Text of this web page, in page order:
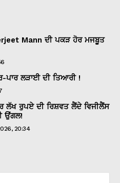
Mann ਦੀ ਪਕੜ ਹੋਰ ਮਜਬੂਤ
ਲੜਾਈ ਦੀ ਤਿਆਰੀ !
ਲੱਖ ਰੁਪਏ ਦੀ ਰਿਸ਼ਵਤ ਲੈਂਦੇ ਵਿਜੀਲੈਂਸ
ਉਂਗਲ!
20:34